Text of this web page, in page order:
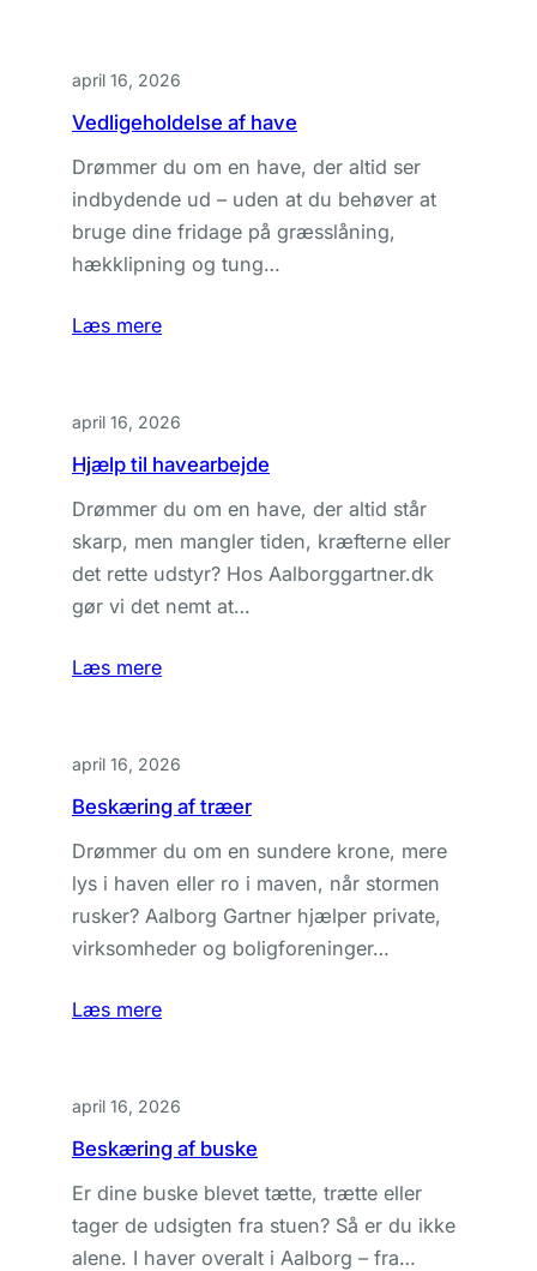
april 16, 2026
Vedligeholdelse af have
Drømmer du om en have, der altid ser
indbydende ud – uden at du behøver at
bruge dine fridage på græsslåning,
hækklipning og tung…
Læs mere
april 16, 2026
Hjælp til havearbejde
Drømmer du om en have, der altid står
skarp, men mangler tiden, kræfterne eller
det rette udstyr? Hos Aalborggartner.dk
gør vi det nemt at…
Læs mere
april 16, 2026
Beskæring af træer
Drømmer du om en sundere krone, mere
lys i haven eller ro i maven, når stormen
rusker? Aalborg Gartner hjælper private,
virksomheder og boligforeninger…
Læs mere
april 16, 2026
Beskæring af buske
Er dine buske blevet tætte, trætte eller
tager de udsigten fra stuen? Så er du ikke
alene. I haver overalt i Aalborg – fra…